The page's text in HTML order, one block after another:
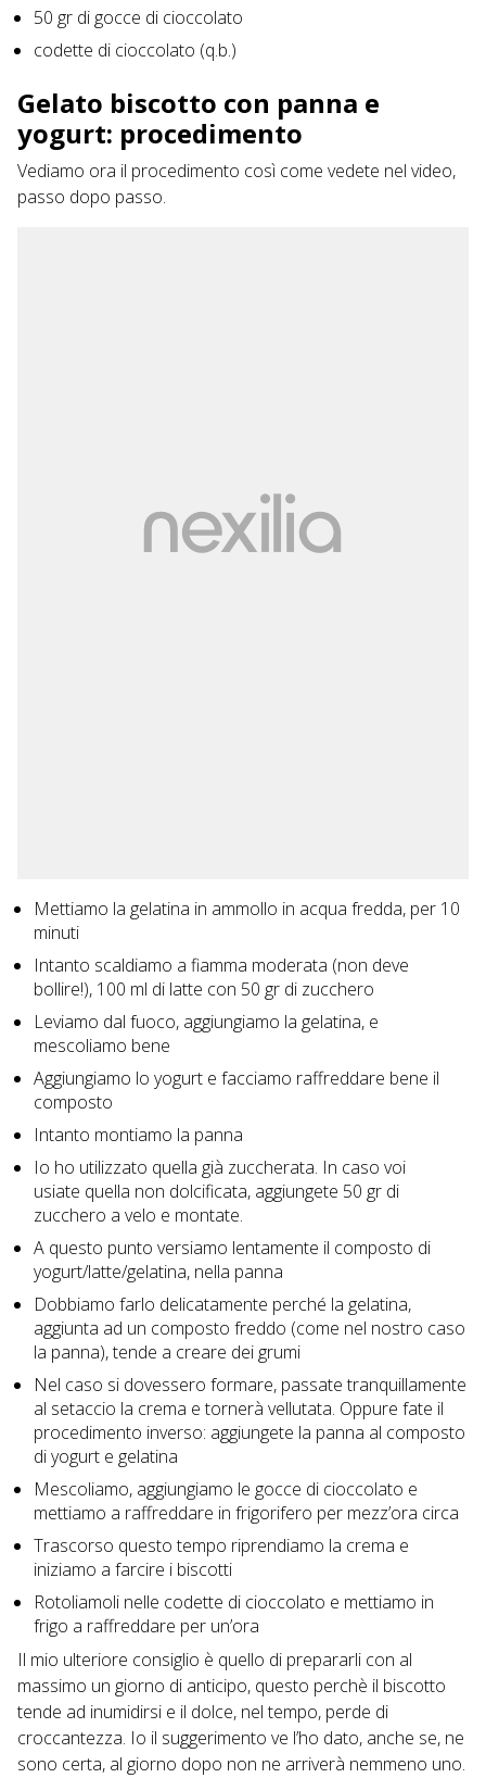
50 gr di gocce di cioccolato
codette di cioccolato (q.b.)
Gelato biscotto con panna e
yogurt: procedimento
Vediamo ora il procedimento così come vedete nel video,
passo dopo passo.
Mettiamo la gelatina in ammollo in acqua fredda, per 10
minuti
Intanto scaldiamo a fiamma moderata (non deve
bollire!), 100 ml di latte con 50 gr di zucchero
Leviamo dal fuoco, aggiungiamo la gelatina, e
mescoliamo bene
Aggiungiamo lo yogurt e facciamo raffreddare bene il
composto
Intanto montiamo la panna
Io ho utilizzato quella già zuccherata. In caso voi
usiate quella non dolcificata, aggiungete 50 gr di
zucchero a velo e montate.
A questo punto versiamo lentamente il composto di
yogurt/latte/gelatina, nella panna
Dobbiamo farlo delicatamente perché la gelatina,
aggiunta ad un composto freddo (come nel nostro caso
la panna), tende a creare dei grumi
Nel caso si dovessero formare, passate tranquillamente
al setaccio la crema e tornerà vellutata. Oppure fate il
procedimento inverso: aggiungete la panna al composto
di yogurt e gelatina
Mescoliamo, aggiungiamo le gocce di cioccolato e
mettiamo a raffreddare in frigorifero per mezz’ora circa
Trascorso questo tempo riprendiamo la crema e
iniziamo a farcire i biscotti
Rotoliamoli nelle codette di cioccolato e mettiamo in
frigo a raffreddare per un’ora
Il mio ulteriore consiglio è quello di prepararli con al
massimo un giorno di anticipo, questo perchè il biscotto
tende ad inumidirsi e il dolce, nel tempo, perde di
croccantezza. Io il suggerimento ve l’ho dato, anche se, ne
sono certa, al giorno dopo non ne arriverà nemmeno uno.